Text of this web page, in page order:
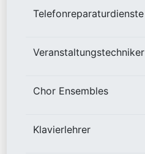
Telefonreparaturdienste
Veranstaltungstechniker
Chor Ensembles
Klavierlehrer